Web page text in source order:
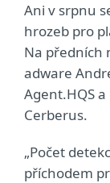
Ani v srpnu
hrozeb pro
Na předních
adware
Agent.HQS
Cerberus.
„Počet
příchodem